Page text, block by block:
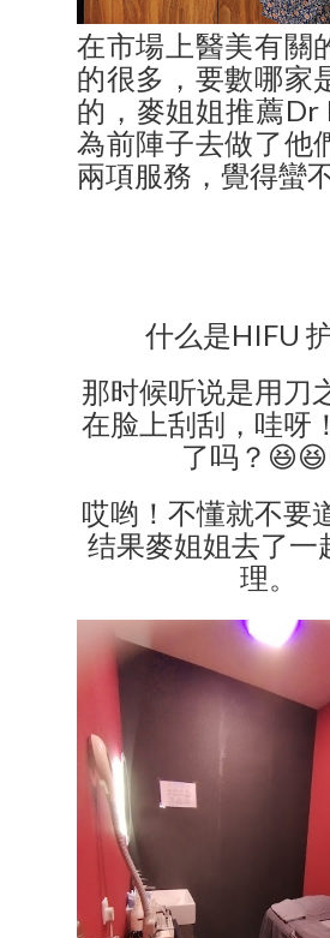
在市場上醫美有關
的很多，要數哪家
的，麥姐姐推薦Dr
為前陣子去做了他
兩項服務，覺得蠻
什么是HIFU
那时候听说是用刀
在脸上刮刮，哇呀
了吗？
哎哟！不懂就不要
结果麥姐姐去了一
理。